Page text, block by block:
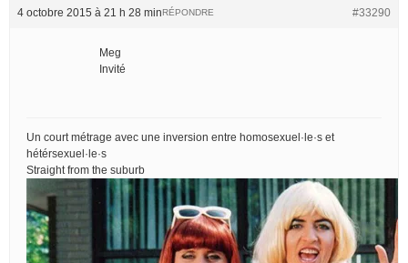
4 octobre 2015 à 21 h 28 min #33290
RÉPONDRE
Meg
Invité
Un court métrage avec une inversion entre homosexuel·le·s et
hétérsexuel·le·s
Straight from the suburb